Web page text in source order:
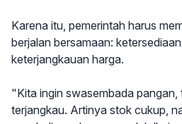
Karena itu, pemerintah harus
berjalan bersamaan:
keterjangkauan harga.
"Kita ingin swasembada pangan,
terjangkau. Artinya stok cukup,